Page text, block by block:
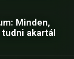
Minden,
akartál